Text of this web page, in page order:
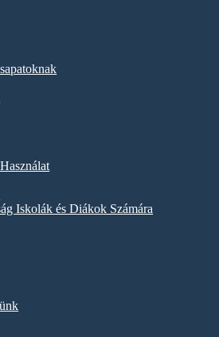
Iskolák és Diákok Számára